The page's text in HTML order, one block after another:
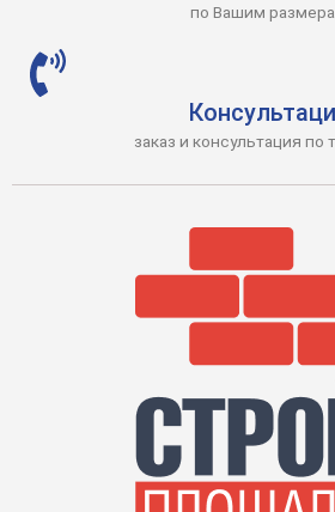
по Вашим
заказ и консультация по